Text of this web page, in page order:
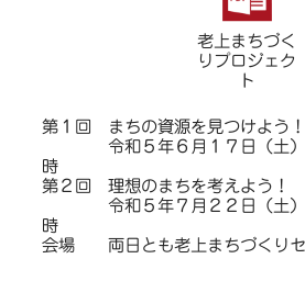
老上まちづく
りプロジェク
ト
第１回 まちの資源を見つけよう！
令和５年６月１７日（土）
時
第２回 理想のまちを考えよう！
令和５年７月２２日（土）
時
会場 両日とも老上まちづくりセ